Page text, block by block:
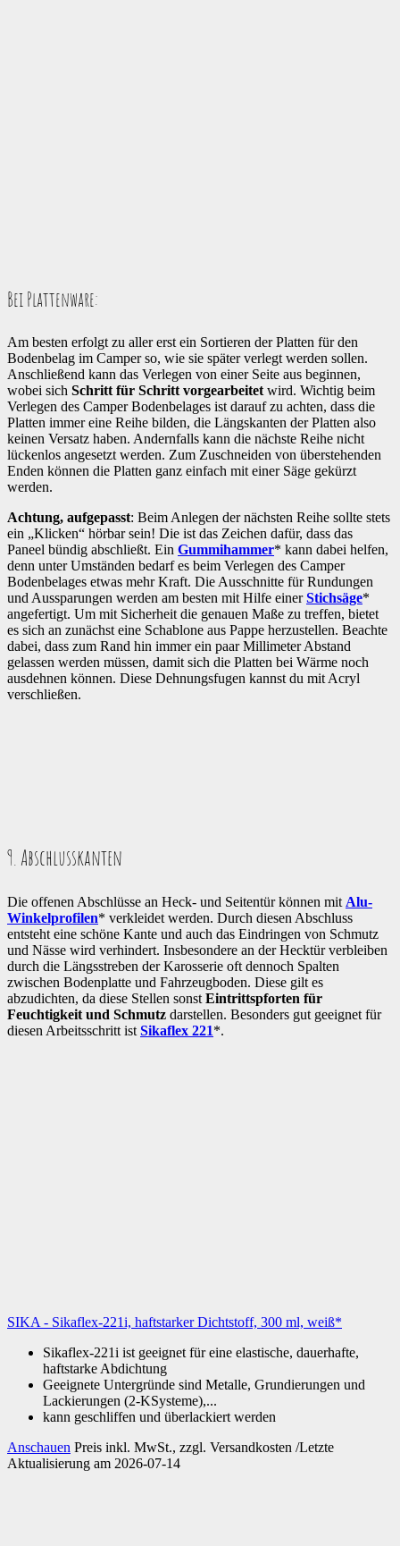
Bei Plattenware:
Am besten erfolgt zu aller erst ein Sortieren der Platten für den
Bodenbelag im Camper so, wie sie später verlegt werden sollen.
Anschließend kann das Verlegen von einer Seite aus beginnen,
wobei sich Schritt für Schritt vorgearbeitet wird. Wichtig beim
Verlegen des Camper Bodenbelages ist darauf zu achten, dass die
Platten immer eine Reihe bilden, die Längskanten der Platten also
keinen Versatz haben. Andernfalls kann die nächste Reihe nicht
lückenlos angesetzt werden. Zum Zuschneiden von überstehenden
Enden können die Platten ganz einfach mit einer Säge gekürzt
werden.
Achtung, aufgepasst: Beim Anlegen der nächsten Reihe sollte stets
ein „Klicken“ hörbar sein! Die ist das Zeichen dafür, dass das
Paneel bündig abschließt. Ein Gummihammer* kann dabei helfen,
denn unter Umständen bedarf es beim Verlegen des Camper
Bodenbelages etwas mehr Kraft. Die Ausschnitte für Rundungen
und Aussparungen werden am besten mit Hilfe einerStichsäge*
angefertigt. Um mit Sicherheit die genauen Maße zu treffen, bietet
es sich an zunächst eine Schablone aus Pappe herzustellen. Beachte
dabei, dass zum Rand hin immer ein paar Millimeter Abstand
gelassen werden müssen, damit sich die Platten bei Wärme noch
ausdehnen können. Diese Dehnungsfugen kannst du mit Acryl
verschließen.
9. Abschlusskanten
Die offenen Abschlüsse an Heck- und Seitentür können mit Alu-
Winkelprofilen* verkleidet werden. Durch diesen Abschluss
entsteht eine schöne Kante und auch das Eindringen von Schmutz
und Nässe wird verhindert. Insbesondere an der Hecktür verbleiben
durch die Längsstreben der Karosserie oft dennoch Spalten
zwischen Bodenplatte und Fahrzeugboden. Diese gilt es
abzudichten, da diese Stellen sonst Eintrittspforten für
Feuchtigkeit und Schmutz darstellen. Besonders gut geeignet für
diesen Arbeitsschritt ist Sikaflex 221*.
SIKA - Sikaflex-221i, haftstarker Dichtstoff, 300 ml, weiß*
Sikaflex-221i ist geeignet für eine elastische, dauerhafte,
haftstarke Abdichtung
Geeignete Untergründe sind Metalle, Grundierungen und
Lackierungen (2-KSysteme),...
kann geschliffen und überlackiert werden
Anschauen Preis inkl. MwSt., zzgl. Versandkosten /Letzte
Aktualisierung am 2026-07-14